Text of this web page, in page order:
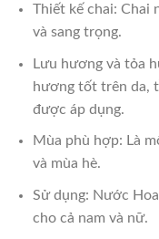
Thiết kế chai: Chai
và sang trọng.
Lưu hương và tỏa
hương tốt trên da,
được áp dụng.
Mùa phù hợp: Là
và mùa hè.
Sử dụng: Nước
cho cả nam và nữ.